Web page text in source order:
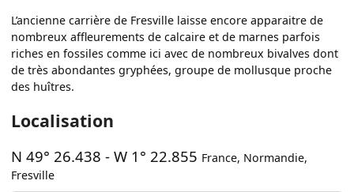
L’ancienne carrière de Fresville laisse encore apparaitre de
nombreux affleurements de calcaire et de marnes parfois
riches en fossiles comme ici avec de nombreux bivalves dont
de très abondantes gryphées, groupe de mollusque proche
des huîtres.
Localisation
N 49° 26.438 -W 1° 22.855 France, Normandie,
Fresville